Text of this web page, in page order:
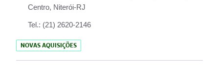
Centro, Niterói-RJ
Tel.: (21) 2620-2146
NOVAS AQUISIÇÕES